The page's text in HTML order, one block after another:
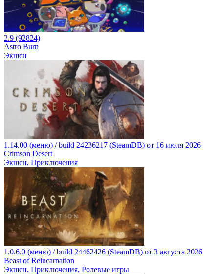
2.9 (92824)
Astro Burn
Экшен
1.14.00 (меню) / build 24236217 (SteamDB) от 16 июля 2026
Crimson Desert
Экшен, Приключения
1.0.6.0 (меню) / build 24462426 (SteamDB) от 3 августа 2026
Beast of Reincarnation
Экшен, Приключения, Ролевые игры